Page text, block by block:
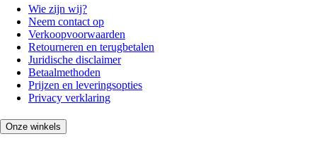
Wie zijn wij?
Neem contact op
Verkoopvoorwaarden
Retourneren en terugbetalen
Juridische disclaimer
Betaalmethoden
Prijzen en leveringsopties
Privacy verklaring
Onze winkels